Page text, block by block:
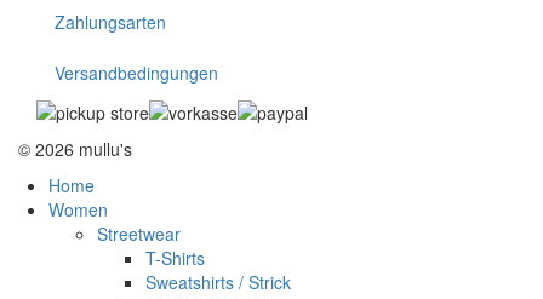
Zahlungsarten
Versandbedingungen
© 2026 mullu's
Home
Women
Streetwear
T-Shirts
Sweatshirts / Strick